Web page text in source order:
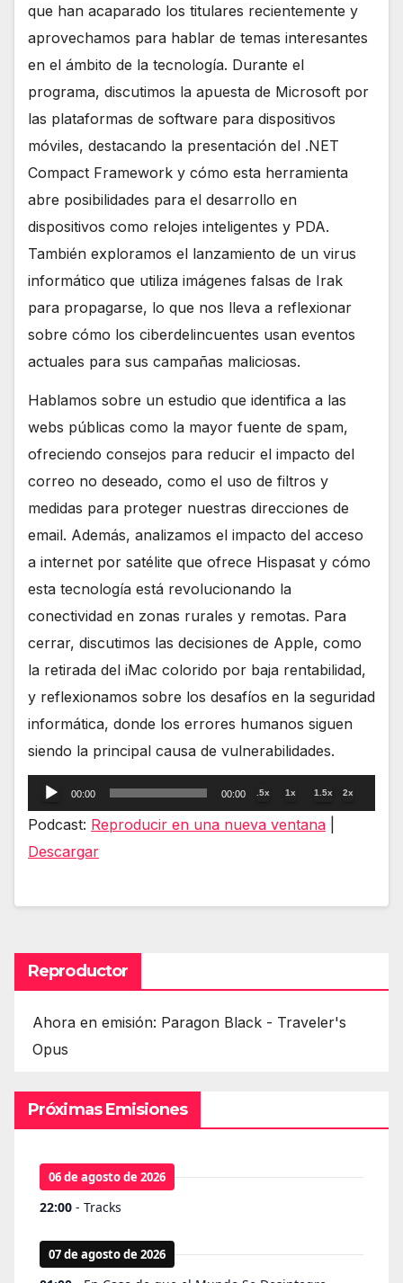
que han acaparado los titulares recientemente y
aprovechamos para hablar de temas interesantes
en el ámbito de la tecnología. Durante el
programa, discutimos la apuesta de Microsoft por
las plataformas de software para dispositivos
móviles, destacando la presentación del .NET
Compact Framework y cómo esta herramienta
abre posibilidades para el desarrollo en
dispositivos como relojes inteligentes y PDA.
También exploramos el lanzamiento de un virus
informático que utiliza imágenes falsas de Irak
para propagarse, lo que nos lleva a reflexionar
sobre cómo los ciberdelincuentes usan eventos
actuales para sus campañas maliciosas.
Hablamos sobre un estudio que identifica a las
webs públicas como la mayor fuente de spam,
ofreciendo consejos para reducir el impacto del
correo no deseado, como el uso de filtros y
medidas para proteger nuestras direcciones de
email. Además, analizamos el impacto del acceso
a internet por satélite que ofrece Hispasat y cómo
esta tecnología está revolucionando la
conectividad en zonas rurales y remotas. Para
cerrar, discutimos las decisiones de Apple, como
la retirada del iMac colorido por baja rentabilidad,
y reflexionamos sobre los desafíos en la seguridad
informática, donde los errores humanos siguen
siendo la principal causa de vulnerabilidades.
Reproductor
de
audio
00:00 00:00 .5x 1x 1.5x 2x
Podcast: Reproducir en una nueva ventana
Descargar
Reproductor
Ahora en emisión: Paragon Black - Traveler's
Opus
Próximas Emisiones